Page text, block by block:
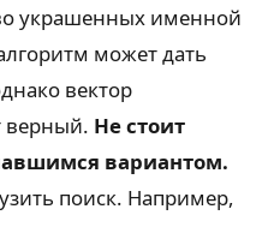
украшенных именной
может дать
вектор
верный. Не стоит
вариантом.
поиск. Например,